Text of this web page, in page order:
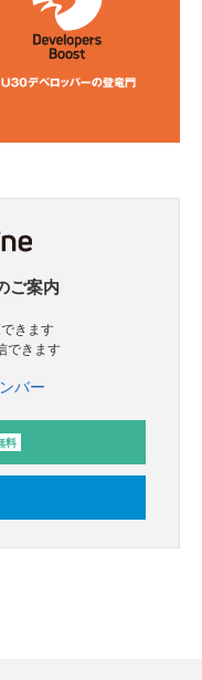
ご案内
きます
できます
バー
料